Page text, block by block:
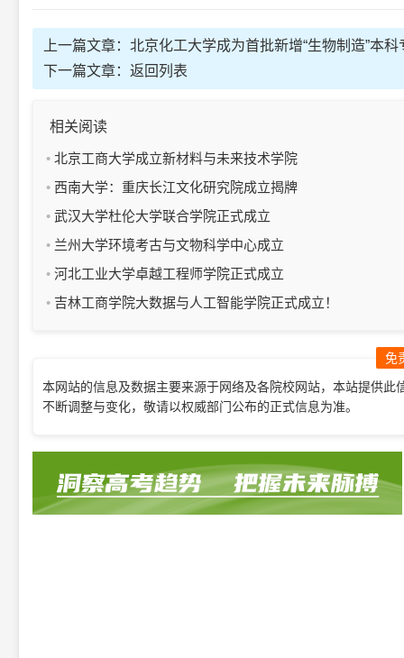
上一篇文章： 北京化工大学成为首批新增“生物制造”本科
下一篇文章： 返回列表
相关阅读
北京工商大学成立新材料与未来技术学院
西南大学：重庆长江文化研究院成立揭牌
武汉大学杜伦大学联合学院正式成立
兰州大学环境考古与文物科学中心成立
河北工业大学卓越工程师学院正式成立
吉林工商学院大数据与人工智能学院正式成立！
免
本网站的信息及数据主要来源于网络及各院校网站，本站提供
不断调整与变化，敬请以权威部门公布的正式信息为准。